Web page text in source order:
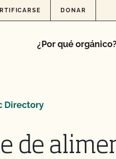
DONAR
¿Por qué orgánico?
Directory
de